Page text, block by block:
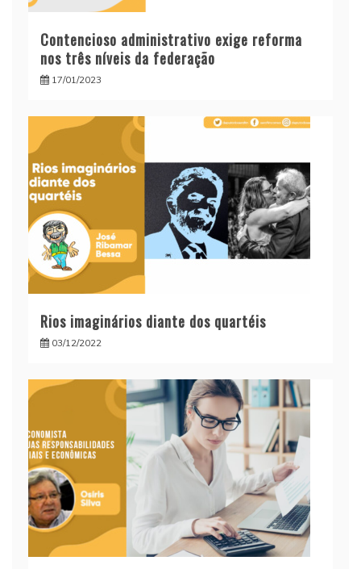
Contencioso administrativo exige reforma
nos três níveis da federação
17/01/2023
Rios imaginários diante dos quartéis
03/12/2022